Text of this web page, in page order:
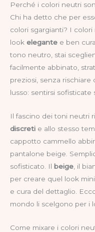
Perché i colori neutri
Chi ha detto che per
colori sgargianti? I
look elegante e ben
tono neutro, stai
facilmente abbinato,
preziosi, senza
lusso: sentirsi sofisticate
Il fascino dei toni neutri
discreti e allo stesso
cappotto cammello
pantalone beige.
sofisticato. Il beige , il
per creare quel look
e cura del dettaglio.
mondo li scelgono per i
Come mixare i colori